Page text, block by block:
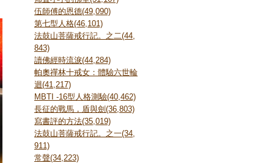
伍師傅的恩德(49,090)
第七型人格(46,101)
法鼓山菩薩戒行記。之二(44,
843)
讀佛經時流淚(44,284)
帕奧禪林十戒女：體驗六世輪
迴(41,217)
MBTI -16型人格測驗(40,462)
長征的戰馬，盾與劍(36,803)
寫書評的方法(35,019)
法鼓山菩薩戒行記。之一(34,
911)
常聲(34,223)